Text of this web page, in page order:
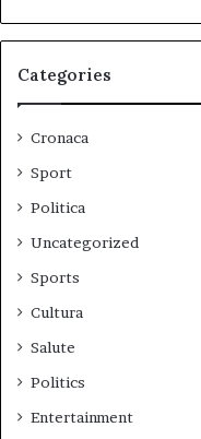
Categories
Cronaca
Sport
Politica
Uncategorized
Sports
Cultura
Salute
Politics
Entertainment